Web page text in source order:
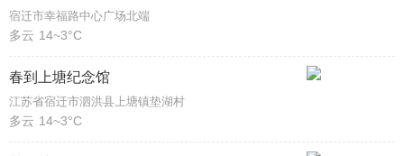
宿迁市幸福路中心广场北端
多云 14~3°C
春到上塘纪念馆
江苏省宿迁市泗洪县上塘镇垫湖村
多云 14~3°C